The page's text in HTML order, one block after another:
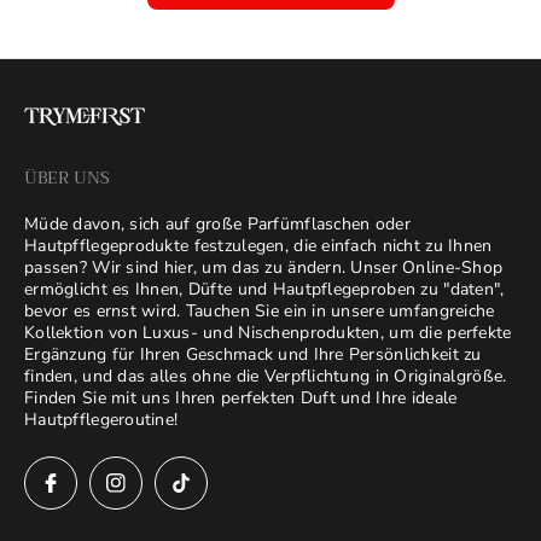
ÜBER UNS
Müde davon, sich auf große Parfümflaschen oder
Hautpfflegeprodukte festzulegen, die einfach nicht zu Ihnen
passen? Wir sind hier, um das zu ändern. Unser Online-Shop
ermöglicht es Ihnen, Düfte und Hautpflegeproben zu "daten",
bevor es ernst wird. Tauchen Sie ein in unsere umfangreiche
Kollektion von Luxus- und Nischenprodukten, um die perfekte
Ergänzung für Ihren Geschmack und Ihre Persönlichkeit zu
finden, und das alles ohne die Verpflichtung in Originalgröße.
Finden Sie mit uns Ihren perfekten Duft und Ihre ideale
Hautpfflegeroutine!